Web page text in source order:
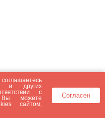
и других
с
можете
сайтом,
Согласен